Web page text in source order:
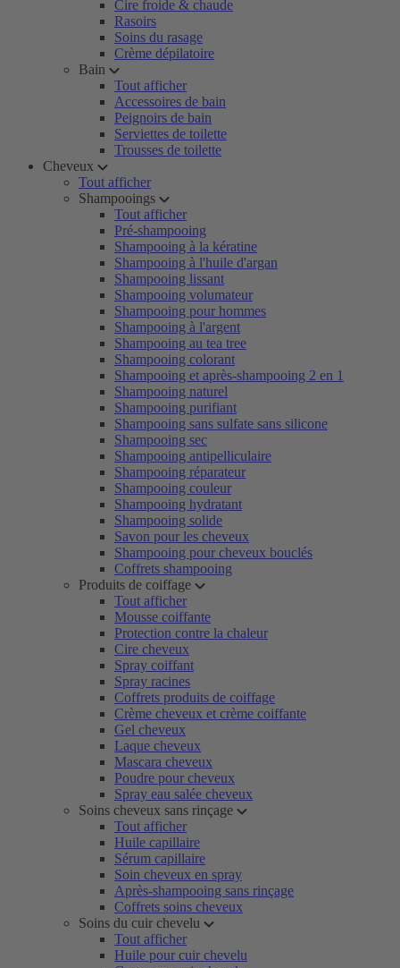
Cire froide & chaude
Rasoirs
Soins du rasage
Crème dépilatoire
Bain
Tout afficher
Accessoires de bain
Peignoirs de bain
Serviettes de toilette
Trousses de toilette
Cheveux
Tout afficher
Shampooings
Tout afficher
Pré-shampooing
Shampooing à la kératine
Shampooing à l'huile d'argan
Shampooing lissant
Shampooing volumateur
Shampooing pour hommes
Shampooing à l'argent
Shampooing au tea tree
Shampooing colorant
Shampooing et après-shampooing 2 en 1
Shampooing naturel
Shampooing purifiant
Shampooing sans sulfate sans silicone
Shampooing sec
Shampooing antipelliculaire
Shampooing réparateur
Shampooing couleur
Shampooing hydratant
Shampooing solide
Savon pour les cheveux
Shampooing pour cheveux bouclés
Coffrets shampooing
Produits de coiffage
Tout afficher
Mousse coiffante
Protection contre la chaleur
Cire cheveux
Spray coiffant
Spray racines
Coffrets produits de coiffage
Crème cheveux et crème coiffante
Gel cheveux
Laque cheveux
Mascara cheveux
Poudre pour cheveux
Spray eau salée cheveux
Soins cheveux sans rinçage
Tout afficher
Huile capillaire
Sérum capillaire
Soin cheveux en spray
Après-shampooing sans rinçage
Coffrets soins cheveux
Soins du cuir chevelu
Tout afficher
Huile pour cuir chevelu